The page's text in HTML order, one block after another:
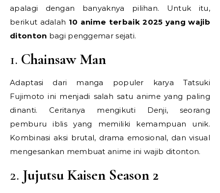
apalagi dengan banyaknya pilihan. Untuk itu,
berikut adalah 10 anime terbaik 2025 yang wajib
ditonton bagi penggemar sejati.
1. Chainsaw Man
Adaptasi dari manga populer karya Tatsuki
Fujimoto ini menjadi salah satu anime yang paling
dinanti. Ceritanya mengikuti Denji, seorang
pemburu iblis yang memiliki kemampuan unik.
Kombinasi aksi brutal, drama emosional, dan visual
mengesankan membuat anime ini wajib ditonton.
2. Jujutsu Kaisen Season 2